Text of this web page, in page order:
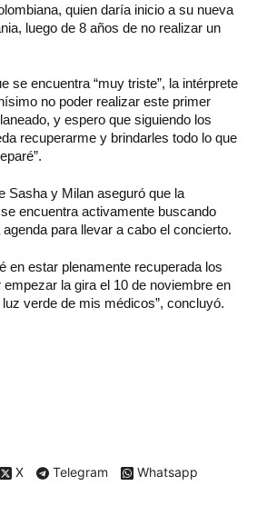
quien daría inicio a su nueva
luego de 8 años de no realizar un
se encuentra “muy triste”, la intérprete
no poder realizar este primer
y espero que siguiendo los
recuperarme y brindarles todo lo que
Sasha y Milan aseguró que la
encuentra activamente buscando
para llevar a cabo el concierto.
en estar plenamente recuperada los
la gira el 10 de noviembre en
verde de mis médicos”, concluyó.
X Telegram Whatsapp